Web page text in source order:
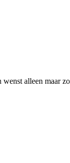
alleen maar